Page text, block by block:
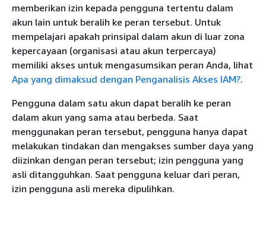
memberikan izin kepada pengguna tertentu dalam
akun lain untuk beralih ke peran tersebut. Untuk
mempelajari apakah prinsipal dalam akun di luar zona
kepercayaan (organisasi atau akun terpercaya)
memiliki akses untuk mengasumsikan peran Anda, lihat
Apa yang dimaksud dengan Penganalisis Akses IAM?.
Pengguna dalam satu akun dapat beralih ke peran
dalam akun yang sama atau berbeda. Saat
menggunakan peran tersebut, pengguna hanya dapat
melakukan tindakan dan mengakses sumber daya yang
diizinkan dengan peran tersebut; izin pengguna yang
asli ditangguhkan. Saat pengguna keluar dari peran,
izin pengguna asli mereka dipulihkan.